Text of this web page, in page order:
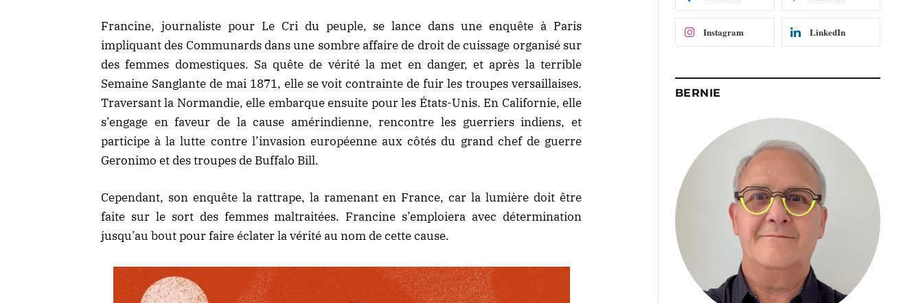
Francine, journaliste pour Le Cri du peuple, se lance dans une enquête à Paris
impliquant des Communards dans une sombre affaire de droit de cuissage organisé sur
des femmes domestiques. Sa quête de vérité la met en danger, et après la terrible
Semaine Sanglante de mai 1871, elle se voit contrainte de fuir les troupes versaillaises.
Traversant la Normandie, elle embarque ensuite pour les États-Unis. En Californie, elle
s’engage en faveur de la cause amérindienne, rencontre les guerriers indiens, et
participe à la lutte contre l’invasion européenne aux côtés du grand chef de guerre
Geronimo et des troupes de Buffalo Bill.
Cependant, son enquête la rattrape, la ramenant en France, car la lumière doit être
faite sur le sort des femmes maltraitées. Francine s’emploiera avec détermination
jusqu’au bout pour faire éclater la vérité au nom de cette cause.
Instagram LinkedIn
BERNIE